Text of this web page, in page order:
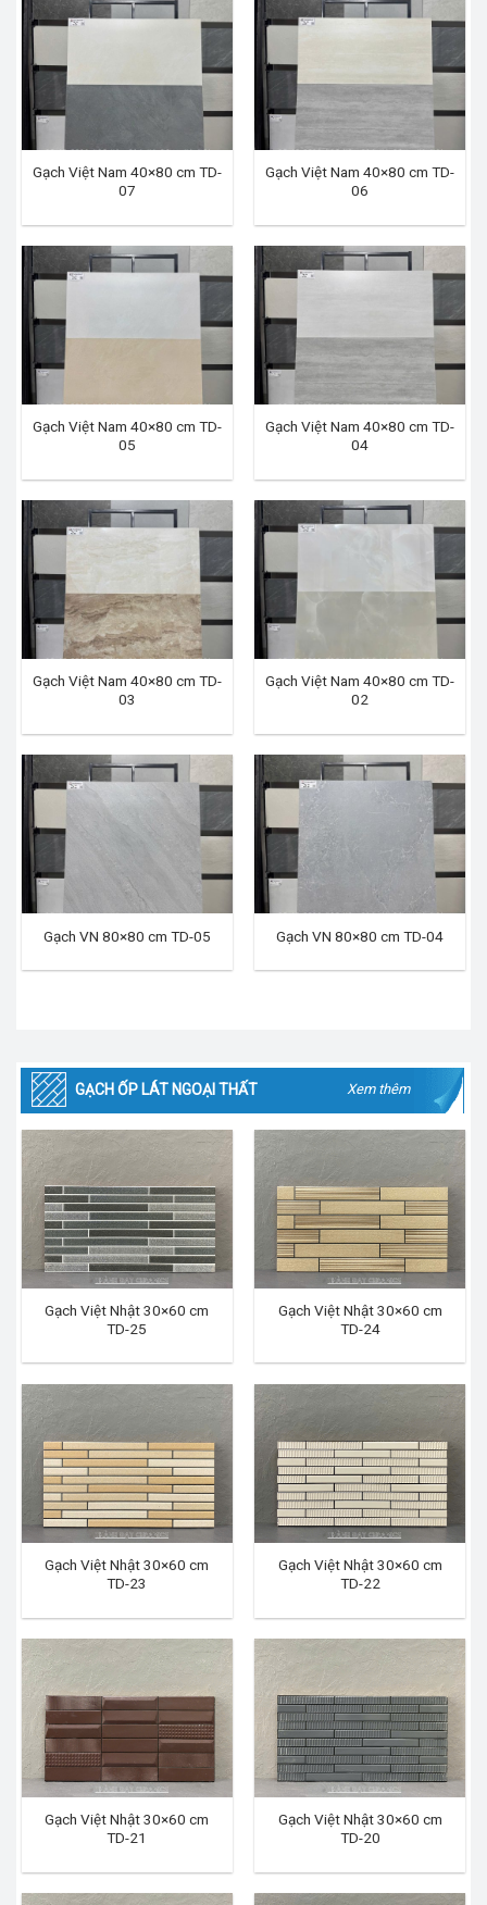
Gạch Việt Nam 40×80 cm TD-
07
Gạch Việt Nam 40×80 cm TD-
06
Gạch Việt Nam 40×80 cm TD-
05
Gạch Việt Nam 40×80 cm TD-
04
Gạch Việt Nam 40×80 cm TD-
03
Gạch Việt Nam 40×80 cm TD-
02
Gạch VN 80×80 cm TD-05 Gạch VN 80×80 cm TD-04
GẠCH ỐP LÁT NGOẠI THẤT Xem thêm
Gạch Việt Nhật 30×60 cm
TD-25
Gạch Việt Nhật 30×60 cm
TD-24
Gạch Việt Nhật 30×60 cm
TD-23
Gạch Việt Nhật 30×60 cm
TD-22
Gạch Việt Nhật 30×60 cm
TD-21
Gạch Việt Nhật 30×60 cm
TD-20